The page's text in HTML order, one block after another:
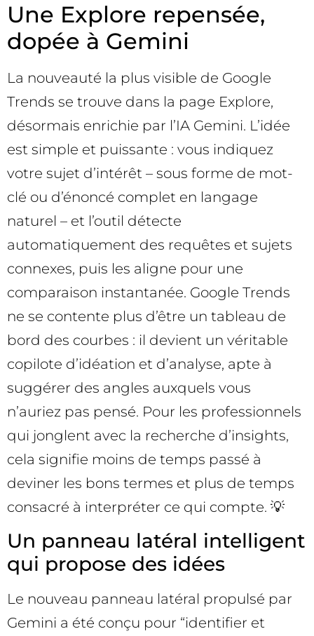
Une Explore repensée,
dopée à Gemini
La nouveauté la plus visible de Google
Trends se trouve dans la page Explore,
désormais enrichie par l’IA Gemini. L’idée
est simple et puissante : vous indiquez
votre sujet d’intérêt – sous forme de mot-
clé ou d’énoncé complet en langage
naturel – et l’outil détecte
automatiquement des requêtes et sujets
connexes, puis les aligne pour une
comparaison instantanée. Google Trends
ne se contente plus d’être un tableau de
bord des courbes : il devient un véritable
copilote d’idéation et d’analyse, apte à
suggérer des angles auxquels vous
n’auriez pas pensé. Pour les professionnels
qui jonglent avec la recherche d’insights,
cela signifie moins de temps passé à
deviner les bons termes et plus de temps
consacré à interpréter ce qui compte. 💡
Un panneau latéral intelligent
qui propose des idées
Le nouveau panneau latéral propulsé par
Gemini a été conçu pour “identifier et